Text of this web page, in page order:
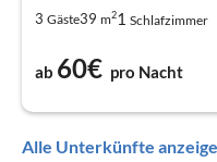
3 Gäste39 m21 Schlafzimmer
ab 60€ pro Nacht
Alle Unterkünfte